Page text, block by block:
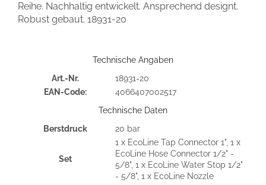
Reihe. Nachhaltig entwickelt. Ansprechend designt.
Robust gebaut. 18931-20
Technische Angaben
Art.-Nr.
18931-20
EAN-Code:
4066407002517
Technische Daten
Berstdruck
20 bar
Set
1 x EcoLine Tap Connector 1", 1 x
EcoLine Hose Connector 1/2" -
5/8", 1 x EcoLine Water Stop 1/2"
- 5/8", 1 x EcoLine Nozzle